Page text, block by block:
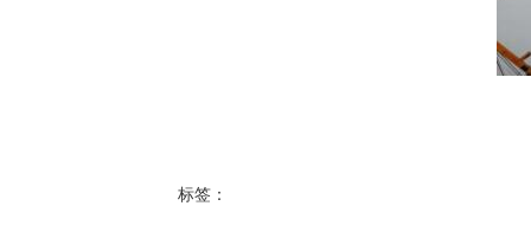
标签：